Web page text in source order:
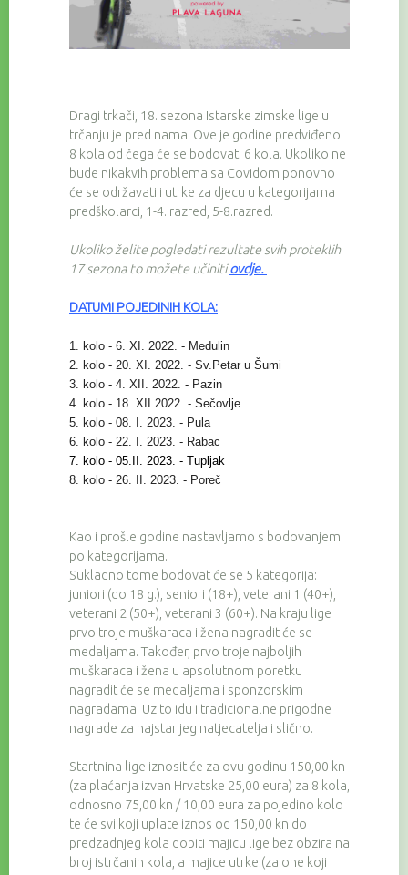
Dragi trkači, 18. sezona Istarske zimske lige u
trčanju je pred nama! Ove je godine predviđeno
8 kola od čega će se bodovati 6 kola. Ukoliko ne
bude nikakvih problema sa Covidom ponovno
će se održavati i utrke za djecu u kategorijama
predškolarci, 1-4. razred, 5-8.razred.
Ukoliko želite pogledati rezultate svih proteklih
17 sezona to možete učinitiovdje.
DATUMI POJEDINIH KOLA:
1. kolo - 6. XI. 2022. - Medulin
2. kolo - 20. XI. 2022. - Sv.Petar u Šumi
3. kolo - 4. XII. 2022. - Pazin
4. kolo - 18. XII.2022. - Sečovlje
5. kolo - 08. I. 2023. - Pula
6. kolo - 22. I. 2023. - Rabac
7. kolo - 05.II. 2023. - Tupljak
8. kolo - 26. II. 2023. - Poreč
Kao i prošle godine nastavljamo s bodovanjem
po kategorijama.
Sukladno tome bodovat će se 5 kategorija:
juniori (do 18 g.), seniori (18+), veterani 1 (40+),
veterani 2 (50+), veterani 3 (60+). Na kraju lige
prvo troje muškaraca i žena nagradit će se
medaljama. Također, prvo troje najboljih
muškaraca i žena u apsolutnom poretku
nagradit će se medaljama i sponzorskim
nagradama. Uz to idu i tradicionalne prigodne
nagrade za najstarijeg natjecatelja i slično.
Startnina lige iznosit će za ovu godinu 150,00 kn
(za plaćanja izvan Hrvatske 25,00 eura) za 8 kola,
odnosno 75,00 kn / 10,00 eura za pojedino kolo
te će svi koji uplate iznos od 150,00 kn do
predzadnjeg kola dobiti majicu lige bez obzira na
broj istrčanih kola, a majice utrke (za one koji